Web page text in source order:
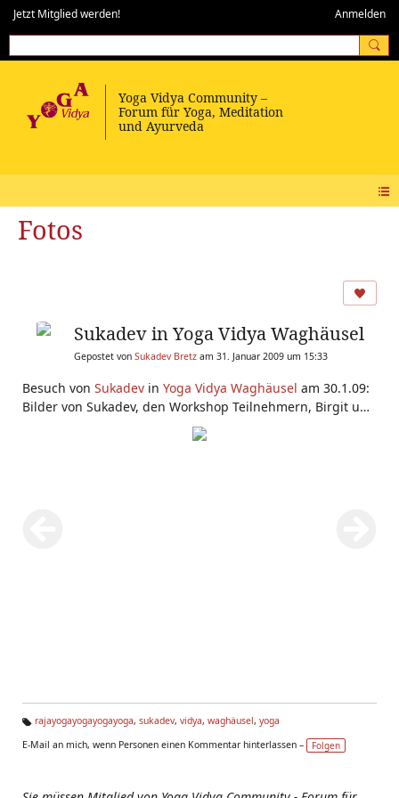
Jetzt Mitglied werden! Anmelden
Fotos
Sukadev in Yoga Vidya Waghäusel
Gepostet von Sukadev Bretz am 31. Januar 2009 um 15:33
Besuch von Sukadev in Yoga Vidya Waghäusel am 30.1.09:
Bilder von Sukadev, den Workshop Teilnehmern, Birgit und
Volker (den Leitern des Centers), von der
g
rajayogayogayogayoga, sukadev, vidya, waghäusel, yoga
E-Mail an mich, wenn Personen einen Kommentar hinterlassen –
Folgen